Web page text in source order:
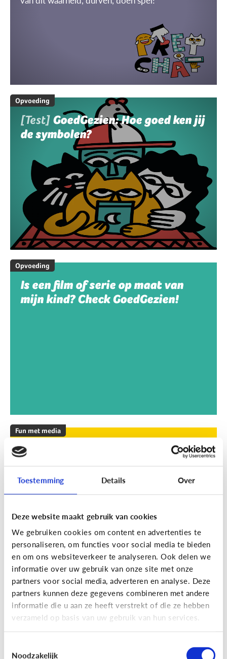
Toestemming Details Over
Deze website maakt gebruik van cookies
We gebruiken cookies om content en advertenties te
personaliseren, om functies voor social media te bieden
en om ons websiteverkeer te analyseren. Ook delen we
informatie over uw gebruik van onze site met onze
partners voor social media, adverteren en analyse. Deze
partners kunnen deze gegevens combineren met andere
informatie die u aan ze heeft verstrekt of die ze hebben
verzameld op basis van uw gebruik van hun services.
Noodzakelijk
Opvoeding
[Test] GoedGezien: Hoe goed ken jij
de symbolen?
Opvoeding
Is een film of serie op maat van
mijn kind? Check GoedGezien!
Fun met media
Leuke apps voor tieners om de
zomer door te komen
Geef je kind een duwtje in de rug met deze leuke
apps tegen verveling, waar ze op eigen houtje
Fun met media
Fun met foto’s: zo boost je de
creativiteit van je kind